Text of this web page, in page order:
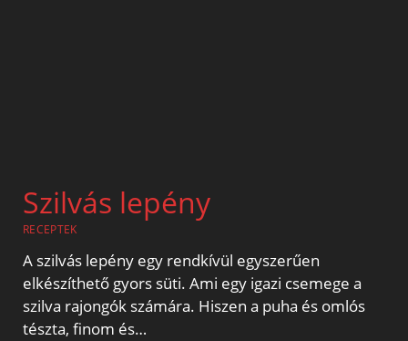
Szilvás lepény
RECEPTEK
A szilvás lepény egy rendkívül egyszerűen
elkészíthető gyors süti. Ami egy igazi csemege a
szilva rajongók számára. Hiszen a puha és omlós
tészta, finom és…